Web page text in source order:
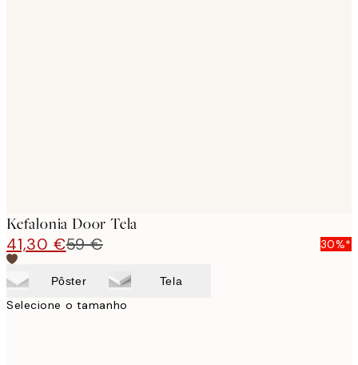
Kefalonia Door Tela
41,30 €59 € 30%*
Pôster Tela
Selecione o tamanho